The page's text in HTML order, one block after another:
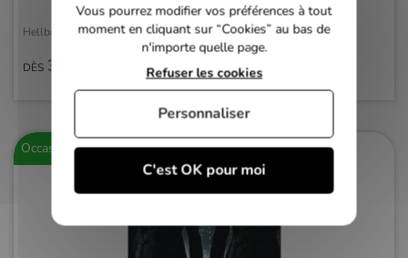
Hellboy - DVD
DÈS 3,00 €
Occasion
Vous pourrez modifier vos préférences à tout
moment en cliquant sur “Cookies” au bas de
n'importe quelle page.
C'est OK pour moi
Refuser les cookies
Personnaliser